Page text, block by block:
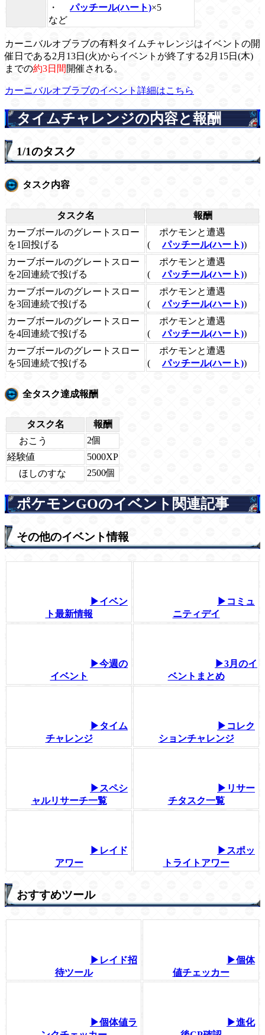
・
パッチール(ハート)×5
など
カーニバルオブラブの有料タイムチャレンジはイベントの開
催日である2月13日(火)からイベントが終了する2月15日(木)
までの約3日間 開催される。
カーニバルオブラブのイベント詳細はこちら
タイムチャレンジの内容と報酬
1/1のタスク
タスク内容
タスク名
報酬
カーブボールのグレートスロー
を1回投げる
ポケモンと遭遇
(
パッチール(ハート))
カーブボールのグレートスロー
を2回連続で投げる
ポケモンと遭遇
(
パッチール(ハート))
カーブボールのグレートスロー
を3回連続で投げる
ポケモンと遭遇
(
パッチール(ハート))
カーブボールのグレートスロー
を4回連続で投げる
ポケモンと遭遇
(
パッチール(ハート))
カーブボールのグレートスロー
を5回連続で投げる
ポケモンと遭遇
(
パッチール(ハート))
全タスク達成報酬
タスク名
報酬
おこう
2個
経験値
5000XP
ほしのすな
2500個
ポケモンGOのイベント関連記事
その他のイベント情報
▶イベン
ト最新情報
▶コミュ
ニティデイ
▶今週の
イベント
▶3月のイ
ベントまとめ
▶タイム
チャレンジ
▶コレク
ションチャレンジ
▶スペシ
ャルリサーチ一覧
▶リサー
チタスク一覧
▶レイド
アワー
▶スポッ
トライトアワー
おすすめツール
▶レイド招
待ツール
▶個体
値チェッカー
▶個体値ラ
▶進化